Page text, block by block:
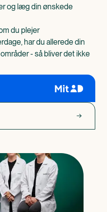
og læg din ønskede
du plejer
har du allerede din
- så bliver det ikke